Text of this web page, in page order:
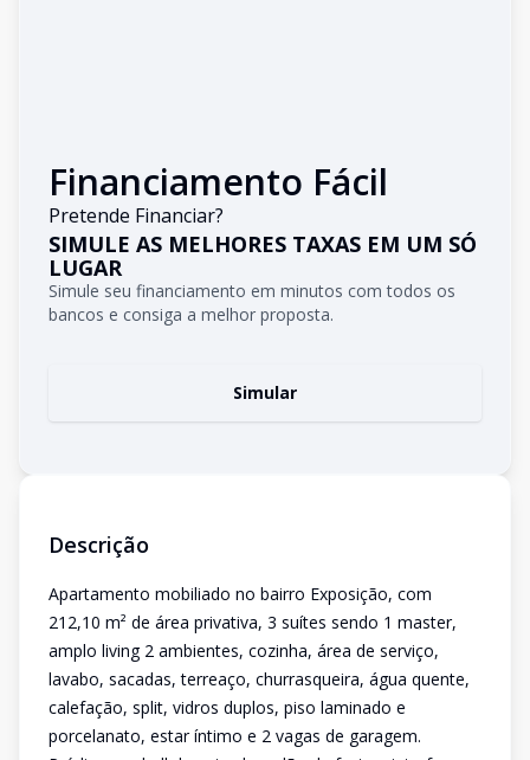
Financiamento Fácil
Pretende Financiar?
SIMULE AS MELHORES TAXAS EM UM SÓ
LUGAR
Simule seu financiamento em minutos com todos os
bancos e consiga a melhor proposta.
Simular
Descrição
Apartamento mobiliado no bairro Exposição, com
212,10 m² de área privativa, 3 suítes sendo 1 master,
amplo living 2 ambientes, cozinha, área de serviço,
lavabo, sacadas, terreaço, churrasqueira, água quente,
calefação, split, vidros duplos, piso laminado e
porcelanato, estar íntimo e 2 vagas de garagem.